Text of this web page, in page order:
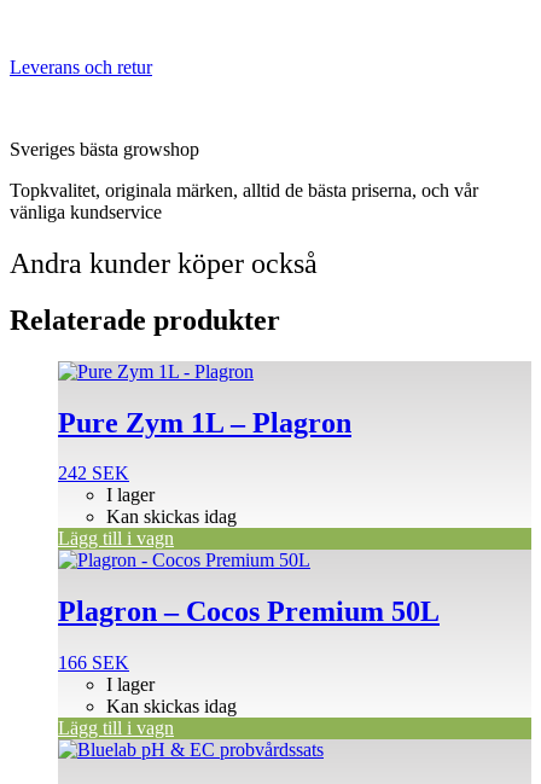
Leverans och retur
Sveriges bästa growshop
Topkvalitet, originala märken, alltid de bästa priserna, och vår
vänliga kundservice
Andra kunder köper också
Relaterade produkter
Pure Zym 1L – Plagron
242 SEK
I lager
Kan skickas idag
Lägg till i vagn
Plagron – Cocos Premium 50L
166 SEK
I lager
Kan skickas idag
Lägg till i vagn